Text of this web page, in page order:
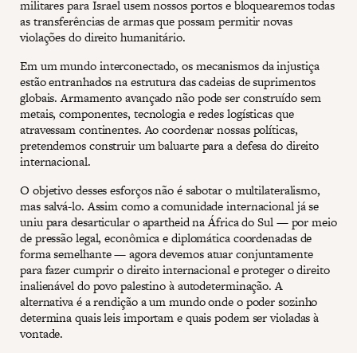
militares para Israel usem nossos portos e bloquearemos todas
as transferências de armas que possam permitir novas
violações do direito humanitário.
Em um mundo interconectado, os mecanismos da injustiça
estão entranhados na estrutura das cadeias de suprimentos
globais. Armamento avançado não pode ser construído sem
metais, componentes, tecnologia e redes logísticas que
atravessam continentes. Ao coordenar nossas políticas,
pretendemos construir um baluarte para a defesa do direito
internacional.
O objetivo desses esforços não é sabotar o multilateralismo,
mas salvá-lo. Assim como a comunidade internacional já se
uniu para desarticular o apartheid na África do Sul — por meio
de pressão legal, econômica e diplomática coordenadas de
forma semelhante — agora devemos atuar conjuntamente
para fazer cumprir o direito internacional e proteger o direito
inalienável do povo palestino à autodeterminação. A
alternativa é a rendição a um mundo onde o poder sozinho
determina quais leis importam e quais podem ser violadas à
vontade.